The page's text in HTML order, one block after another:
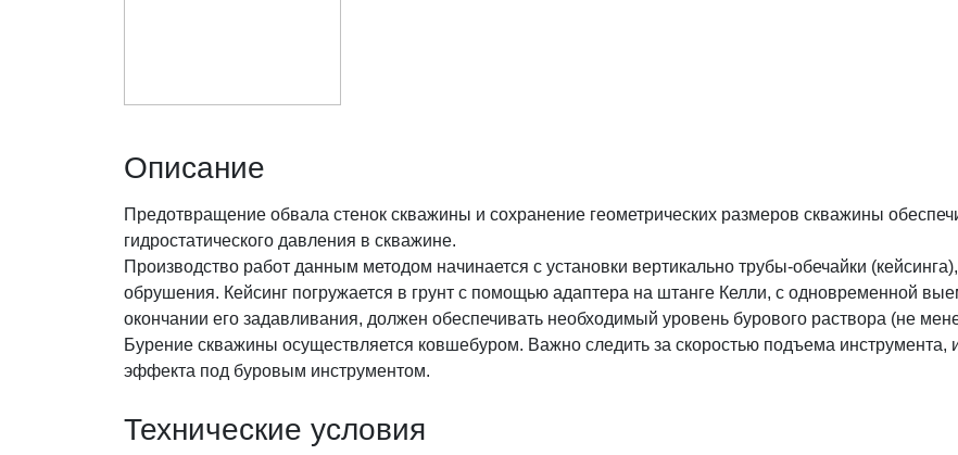
Описание
Предотвращение обвала стенок скважины и сохранение геометрических размеров скважины
гидростатического давления в скважине.
Производство работ данным методом начинается с установки вертикально трубы-обечайки
обрушения. Кейсинг погружается в грунт с помощью адаптера на штанге Келли, с одновременной
окончании его задавливания, должен обеспечивать необходимый уровень бурового раствора (не
Бурение скважины осуществляется ковшебуром. Важно следить за скоростью подъема
эффекта под буровым инструментом.
Технические условия